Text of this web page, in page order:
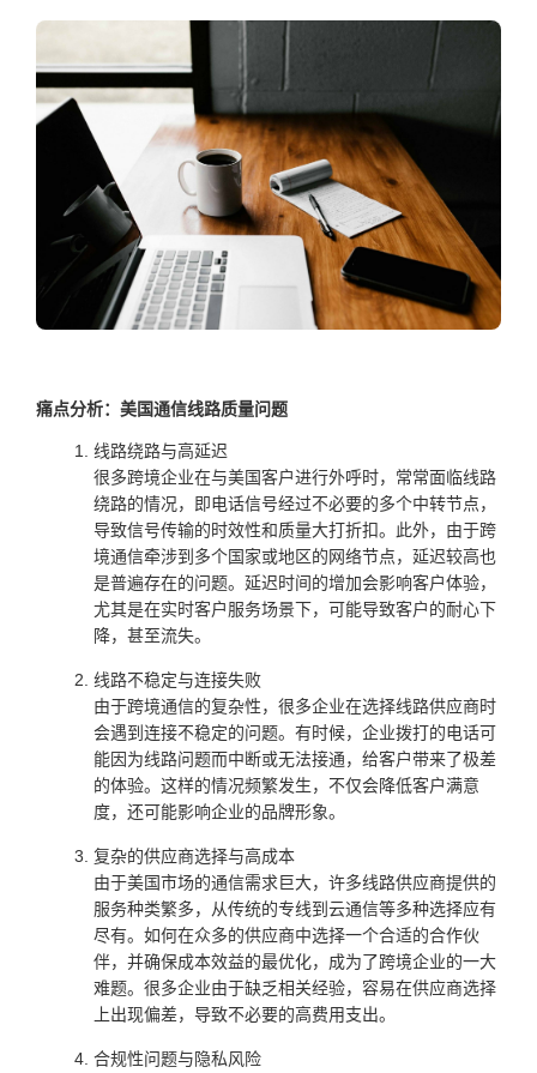
痛点分析：美国通信线路质量问题
线路绕路与高延迟
很多跨境企业在与美国客户进行外呼时，常常面临线路
绕路的情况，即电话信号经过不必要的多个中转节点，
导致信号传输的时效性和质量大打折扣。此外，由于跨
境通信牵涉到多个国家或地区的网络节点，延迟较高也
是普遍存在的问题。延迟时间的增加会影响客户体验，
尤其是在实时客户服务场景下，可能导致客户的耐心下
降，甚至流失。
线路不稳定与连接失败
由于跨境通信的复杂性，很多企业在选择线路供应商时
会遇到连接不稳定的问题。有时候，企业拨打的电话可
能因为线路问题而中断或无法接通，给客户带来了极差
的体验。这样的情况频繁发生，不仅会降低客户满意
度，还可能影响企业的品牌形象。
复杂的供应商选择与高成本
由于美国市场的通信需求巨大，许多线路供应商提供的
服务种类繁多，从传统的专线到云通信等多种选择应有
尽有。如何在众多的供应商中选择一个合适的合作伙
伴，并确保成本效益的最优化，成为了跨境企业的一大
难题。很多企业由于缺乏相关经验，容易在供应商选择
上出现偏差，导致不必要的高费用支出。
合规性问题与隐私风险